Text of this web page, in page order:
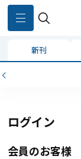
新刊
ログイン
会員のお客様